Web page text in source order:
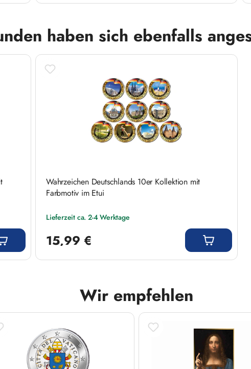
haben sich ebenfalls
Wahrzeichen Deutschlands 10er Kollektion mit
Farbmotiv im Etui
Lieferzeit ca. 2-4 Werktage
15,99 €
Wir empfehlen